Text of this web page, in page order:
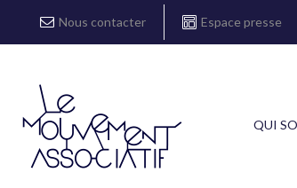
Nous contacter Espace presse
QUI